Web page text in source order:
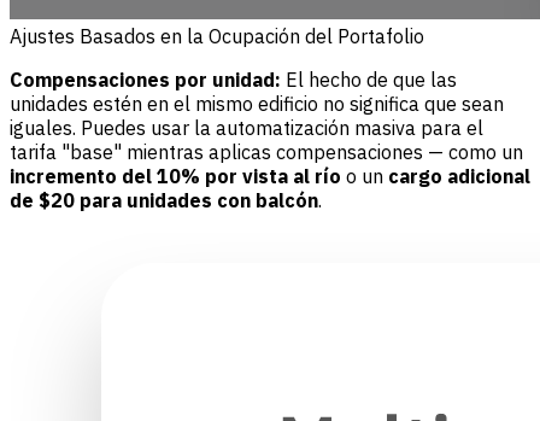
Ajustes Basados en la Ocupación del Portafolio
Compensaciones por unidad: El hecho de que las
unidades estén en el mismo edificio no significa que sean
iguales. Puedes usar la automatización masiva para el
tarifa "base" mientras aplicas compensaciones — como un
incremento del 10% por vista al río o un cargo adicional
de $20 para unidades con balcón.